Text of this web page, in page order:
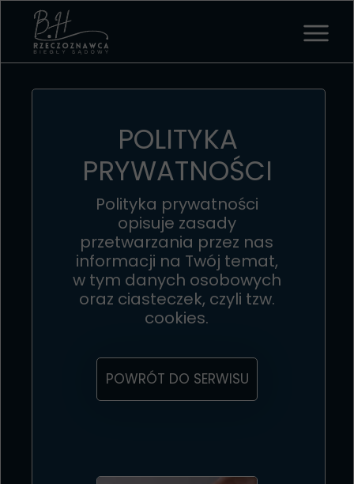
POLITYKA
PRYWATNOŚCI
Polityka prywatności
opisuje zasady
przetwarzania przez nas
informacji na Twój temat,
w tym danych osobowych
oraz ciasteczek, czyli tzw.
cookies.
POWRÓT DO SERWISU